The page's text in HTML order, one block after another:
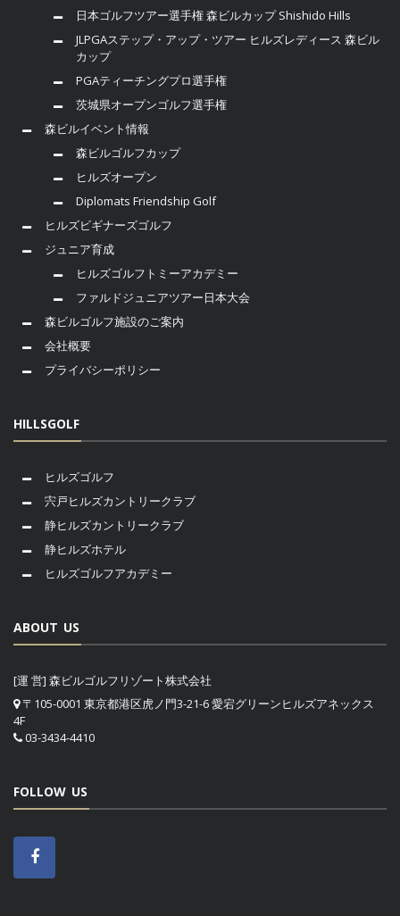
日本ゴルフツアー選手権 森ビルカップ Shishido Hills
JLPGAステップ・アップ・ツアー ヒルズレディース 森ビル
カップ
PGAティーチングプロ選手権
茨城県オープンゴルフ選手権
森ビルイベント情報
森ビルゴルフカップ
ヒルズオープン
Diplomats Friendship Golf
ヒルズビギナーズゴルフ
ジュニア育成
ヒルズゴルフトミーアカデミー
ファルドジュニアツアー日本大会
森ビルゴルフ施設のご案内
会社概要
プライバシーポリシー
HILLSGOLF
ヒルズゴルフ
宍戸ヒルズカントリークラブ
静ヒルズカントリークラブ
静ヒルズホテル
ヒルズゴルフアカデミー
ABOUT US
[運 営] 森ビルゴルフリゾート株式会社
〒105-0001 東京都港区虎ノ門3-21-6 愛宕グリーンヒルズアネックス
4F
03-3434-4410
FOLLOW US